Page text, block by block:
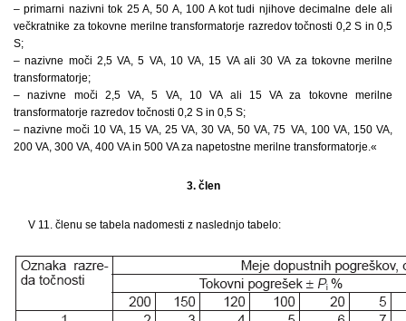
– primarni nazivni tok 25 A, 50 A, 100 A kot tudi njihove decimalne dele ali
večkratnike za tokovne merilne transformatorje razredov točnosti 0,2 S in 0,5
S;
– nazivne moči 2,5 VA, 5 VA, 10 VA, 15 VA ali 30 VA za tokovne merilne
transformatorje;
– nazivne moči 2,5 VA, 5 VA, 10 VA ali 15 VA za tokovne merilne
transformatorje razredov točnosti 0,2 S in 0,5 S;
– nazivne moči 10 VA, 15 VA, 25 VA, 30 VA, 50 VA, 75 VA, 100 VA, 150 VA,
200 VA, 300 VA, 400 VA in 500 VA za napetostne merilne transformatorje.«
3. člen
V 11. členu se tabela nadomesti z naslednjo tabelo: